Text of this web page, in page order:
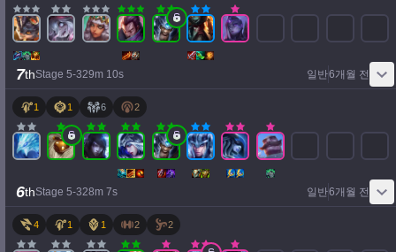
7thStage 5-329m 10s 일반6개월 전
1 1 6 2
6thStage 5-328m 7s 일반6개월 전
4 1 1 2 2